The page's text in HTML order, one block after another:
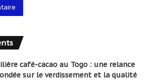
café-cacao au Togo : une relance
sur le verdissement et la qualité